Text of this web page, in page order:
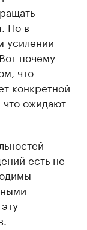
Но в
усилении
почему
что
конкретной
что ожидают
есть не